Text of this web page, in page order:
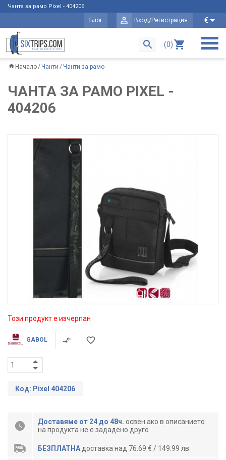
Чанта за рамо Pixel - 404206
Блог Вход/Регистрация €
(0)
Начало Чанти Чанти за рамо
ЧАНТА ЗА РАМО PIXEL -
404206
Този продукт е изчерпан
GABOL
Код: Pixel 404206
Доставяме от 24 до 48ч. освен ако в описанието
на продукта не е зададено друго
БЕЗПЛАТНА доставка над 76.69 € / 149.99 лв.